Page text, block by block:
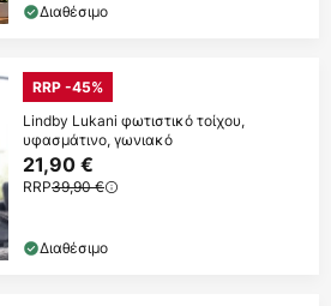
Διαθέσιμο
RRP -45%
Lindby Lukani φωτιστικό τοίχου,
υφασμάτινο, γωνιακό
21,90 €
RRP39,90 €
Διαθέσιμο